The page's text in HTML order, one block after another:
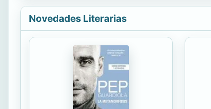
Novedades Literarias